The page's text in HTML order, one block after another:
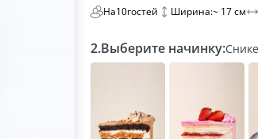
На10гостей Ширина:~ 17 см
2.Выберите начинку: